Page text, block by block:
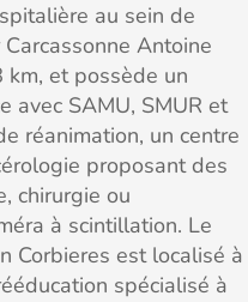
au sein de
Antoine
et possède un
avec SAMU, SMUR et
réanimation, un centre
proposant des
chirurgie ou
à scintillation. Le
Corbieres est localisé à
spécialisé à